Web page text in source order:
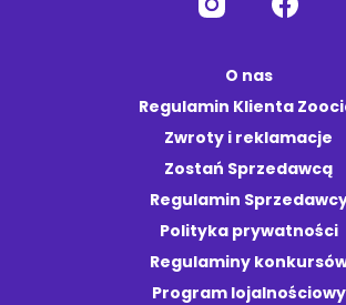
O nas
Regulamin Klienta
Zwroty i reklamacje
Zostań Sprzedawcą
Regulamin
Polityka prywatności
Regulaminy
Program lojalnościowy